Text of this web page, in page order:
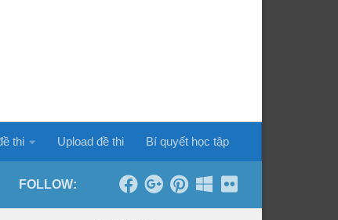
thi Upload đề thi Bí quyết học tập
FOLLOW: